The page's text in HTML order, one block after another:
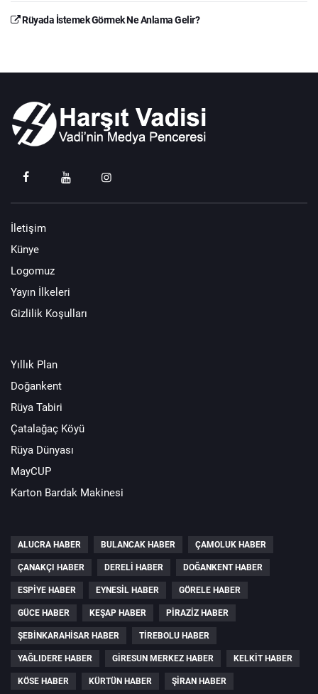
Rüyada İstemek Görmek Ne Anlama Gelir?
İletişim
Künye
Logomuz
Yayın İlkeleri
Gizlilik Koşulları
Yıllık Plan
Doğankent
Rüya Tabiri
Çatalağaç Köyü
Rüya Dünyası
MayCUP
Karton Bardak Makinesi
ALUCRA HABER BULANCAK HABER ÇAMOLUK HABER
ÇANAKÇI HABER DERELI HABER DOĞANKENT HABER
ESPIYE HABER EYNESIL HABER GÖRELE HABER
GÜCE HABER KEŞAP HABER PIRAZIZ HABER
ŞEBINKARAHISAR HABER TIREBOLU HABER
YAĞLIDERE HABER GIRESUN MERKEZ HABER KELKIT HABER
KÖSE HABER KÜRTÜN HABER ŞIRAN HABER